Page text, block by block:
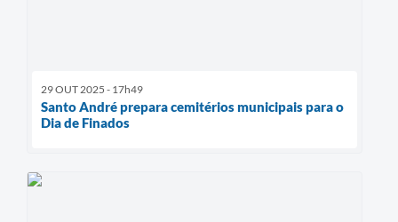
29 OUT 2025 - 17h49
Santo André prepara cemitérios municipais para o
Dia de Finados